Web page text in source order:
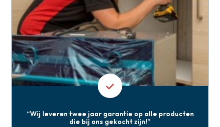
“Wij leveren twee jaar garantie op alle producten
die bij ons gekocht zijn!”